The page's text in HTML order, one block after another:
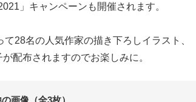
」キャンペーンも開催されます。
28名の人気作家の描き下ろしイラスト、
配布されますのでお楽しみに。
画像（全3枚）